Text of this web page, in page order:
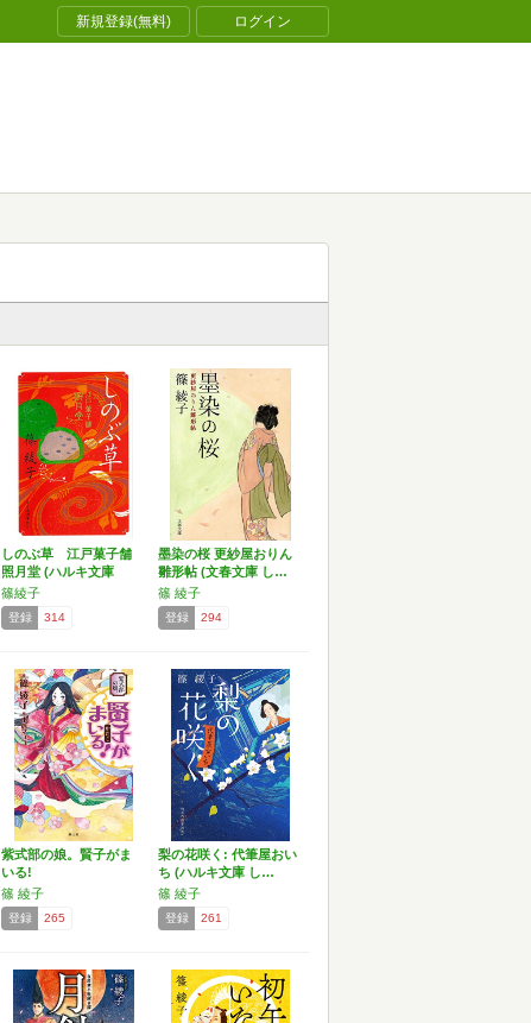
新規登録(無料) ログイン
しのぶ草 江戸菓子舗
照月堂 (ハルキ文庫
し…
篠綾子
登録 314
墨染の桜 更紗屋おりん
雛形帖 (文春文庫 し…
篠 綾子
登録 294
紫式部の娘。賢子がま
いる!
篠 綾子
登録 265
梨の花咲く: 代筆屋おい
ち (ハルキ文庫 し…
篠 綾子
登録 261